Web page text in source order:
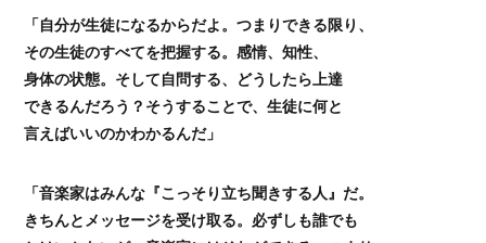
「自分が生徒になるからだよ。つまりできる限り、
その生徒のすべてを把握する。感情、知性、
身体の状態。そして自問する、どうしたら上達
できるんだろう？そうすることで、生徒に何と
言えばいいのかわかるんだ」
「音楽家はみんな『こっそり立ち聞きする人』だ。
きちんとメッセージを受け取る。必ずしも誰でも